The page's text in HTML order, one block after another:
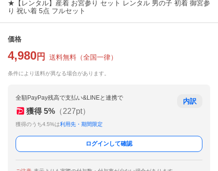
★【レンタル】産着 お宮参り セット レンタル 男の子 初着 御宮参
り 祝い着 5点 フルセット
価格
4,980 円 送料無料 （全国一律）
条件により送料が異なる場合があります。
全額PayPay残高で支払い&LINEと連携で
獲得 5% （227pt）
獲得のうち4.5%は利用先・期間限定
内訳
ログインして確認